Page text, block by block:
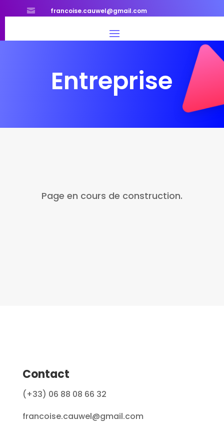
 francoise.cauwel@gmail.com
Entreprise
Page en cours de construction.
Contact
(+33) 06 88 08 66 32
francoise.cauwel@gmail.com